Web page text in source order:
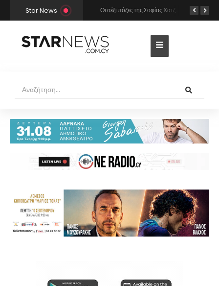
Star News
Χρήστος Μάστορας και Μελίνα Νικολαΐδη στην Πάρο: Η κάμερα τους «έπιασε» στο ίδιο μπαρ – Δείτε φωτογραφίες Οι σέξι πόζες της Σοφίας Χατζηπαντελή σε πολυτελές resort της Πάφου!